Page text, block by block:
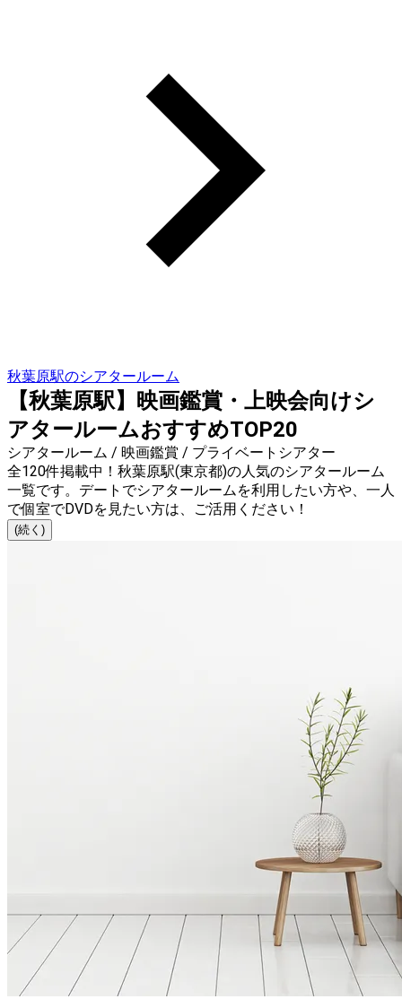
秋葉原駅のシアタールーム
【秋葉原駅】映画鑑賞・上映会向けシ
アタールームおすすめTOP20
シアタールーム / 映画鑑賞 / プライベートシアター
全120件掲載中！秋葉原駅(東京都)の人気のシアタールーム
一覧です。デートでシアタールームを利用したい方や、一人
で個室でDVDを見たい方は、ご活用ください！
(続く)